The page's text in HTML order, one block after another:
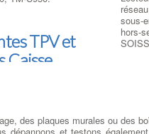
les
les 3-
TPV et
Caisse
: RCS France
aux imprimantes de
sous-
hors-
des plaques murales ou des